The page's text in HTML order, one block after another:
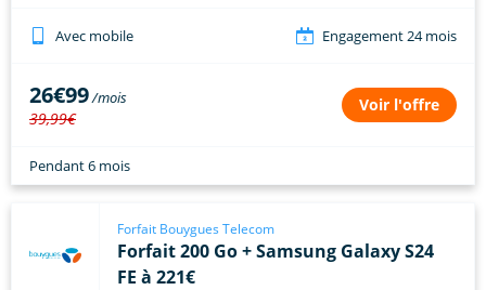
Avec mobile Engagement 24 mois
26€99
39,99€
Voir l'offre
Pendant 6 mois
Forfait Bouygues Telecom
Forfait 200 Go + Samsung Galaxy S24
FE à 221€